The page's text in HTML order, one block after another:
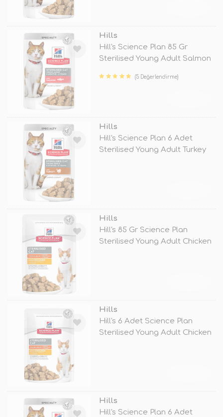
Hills
Hill's Science Plan 85 Gr
Sterilised Young Adult Salmon
(5 Değerlendirme)
Hills
Hill's Science Plan 6 Adet
Sterilised Young Adult Turkey
Hills
Hill's 85 Gr Science Plan
Sterilised Young Adult Chicken
Hills
Hill's 6 Adet Science Plan
Sterilised Young Adult Chicken
Hills
Hill's Science Plan 6 Adet